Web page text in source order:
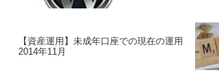
【資産運用】未成年口座での現在の運用
2014年11月